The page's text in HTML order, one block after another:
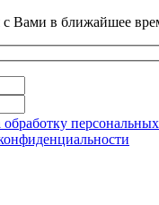
Вами в ближайшее
обработку персональных